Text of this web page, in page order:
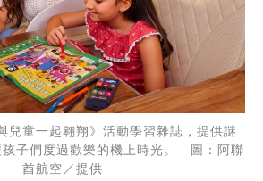
兒童一起翱翔》活動學習雜誌，提供謎
孩子們度過歡樂的機上時光。 圖：阿聯
酋航空／提供